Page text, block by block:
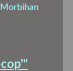
"